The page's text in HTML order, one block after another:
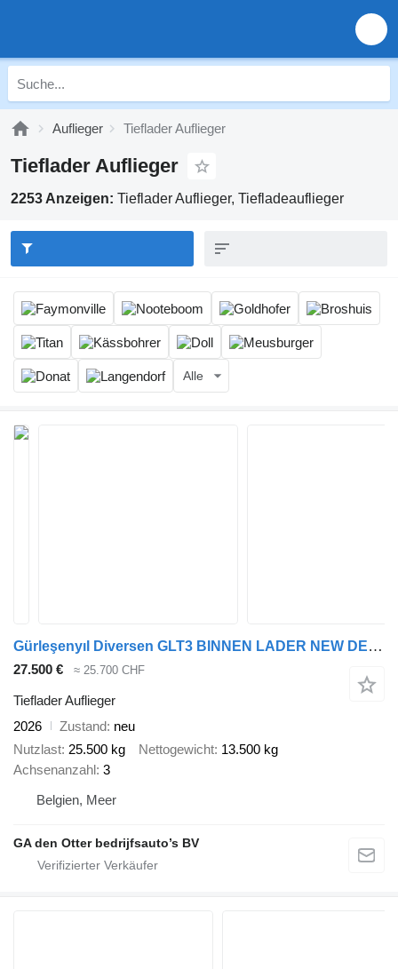
Auflieger Tieflader Auflieger
Tieflader Auflieger
2253 Anzeigen: Tieflader Auflieger, Tiefladeauflieger
Alle
Gürleşenyıl Diversen GLT3 BINNEN LADER NEW DEMO ONLY EXPORT
27.500 € ≈ 25.700 CHF
Tieflader Auflieger
2026
Zustand neu
Nutzlast 25.500 kg Nettogewicht 13.500 kg
Achsenanzahl 3
Belgien, Meer
GA den Otter bedrijfsauto’s BV